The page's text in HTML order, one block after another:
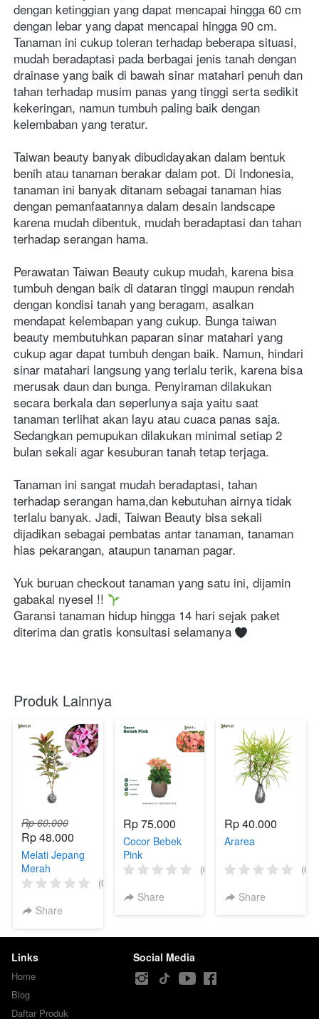
dengan ketinggian yang dapat mencapai hingga 60 cm
dengan lebar yang dapat mencapai hingga 90 cm.
Tanaman ini cukup toleran terhadap beberapa situasi,
mudah beradaptasi pada berbagai jenis tanah dengan
drainase yang baik di bawah sinar matahari penuh dan
tahan terhadap musim panas yang tinggi serta sedikit
kekeringan, namun tumbuh paling baik dengan
kelembaban yang teratur.
Taiwan beauty banyak dibudidayakan dalam bentuk
benih atau tanaman berakar dalam pot. Di Indonesia,
tanaman ini banyak ditanam sebagai tanaman hias
dengan pemanfaatannya dalam desain landscape
karena mudah dibentuk, mudah beradaptasi dan tahan
terhadap serangan hama.
Perawatan Taiwan Beauty cukup mudah, karena bisa
tumbuh dengan baik di dataran tinggi maupun rendah
dengan kondisi tanah yang beragam, asalkan
mendapat kelembapan yang cukup. Bunga taiwan
beauty membutuhkan paparan sinar matahari yang
cukup agar dapat tumbuh dengan baik. Namun, hindari
sinar matahari langsung yang terlalu terik, karena bisa
merusak daun dan bunga. Penyiraman dilakukan
secara berkala dan seperlunya saja yaitu saat
tanaman terlihat akan layu atau cuaca panas saja.
Sedangkan pemupukan dilakukan minimal setiap 2
bulan sekali agar kesuburan tanah tetap terjaga.
Tanaman ini sangat mudah beradaptasi, tahan
terhadap serangan hama,dan kebutuhan airnya tidak
terlalu banyak. Jadi, Taiwan Beauty bisa sekali
dijadikan sebagai pembatas antar tanaman, tanaman
hias pekarangan, ataupun tanaman pagar.
Yuk buruan checkout tanaman yang satu ini, dijamin
gabakal nyesel !!
Garansi tanaman hidup hingga 14 hari sejak paket
diterima dan gratis konsultasi selamanya
Produk Lainnya
Rp 60.000
Rp 48.000
Melati Jepang
Merah
Variegata
(0)
Share
Rp 75.000
Cocor Bebek
Pink
(0)
Share
Rp 40.000
Ararea
(0)
Share
Links
Home
Blog
Daftar Produk
Social Media